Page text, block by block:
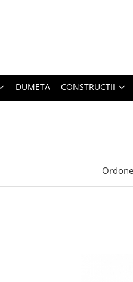
DUMETA CONSTRUCTII